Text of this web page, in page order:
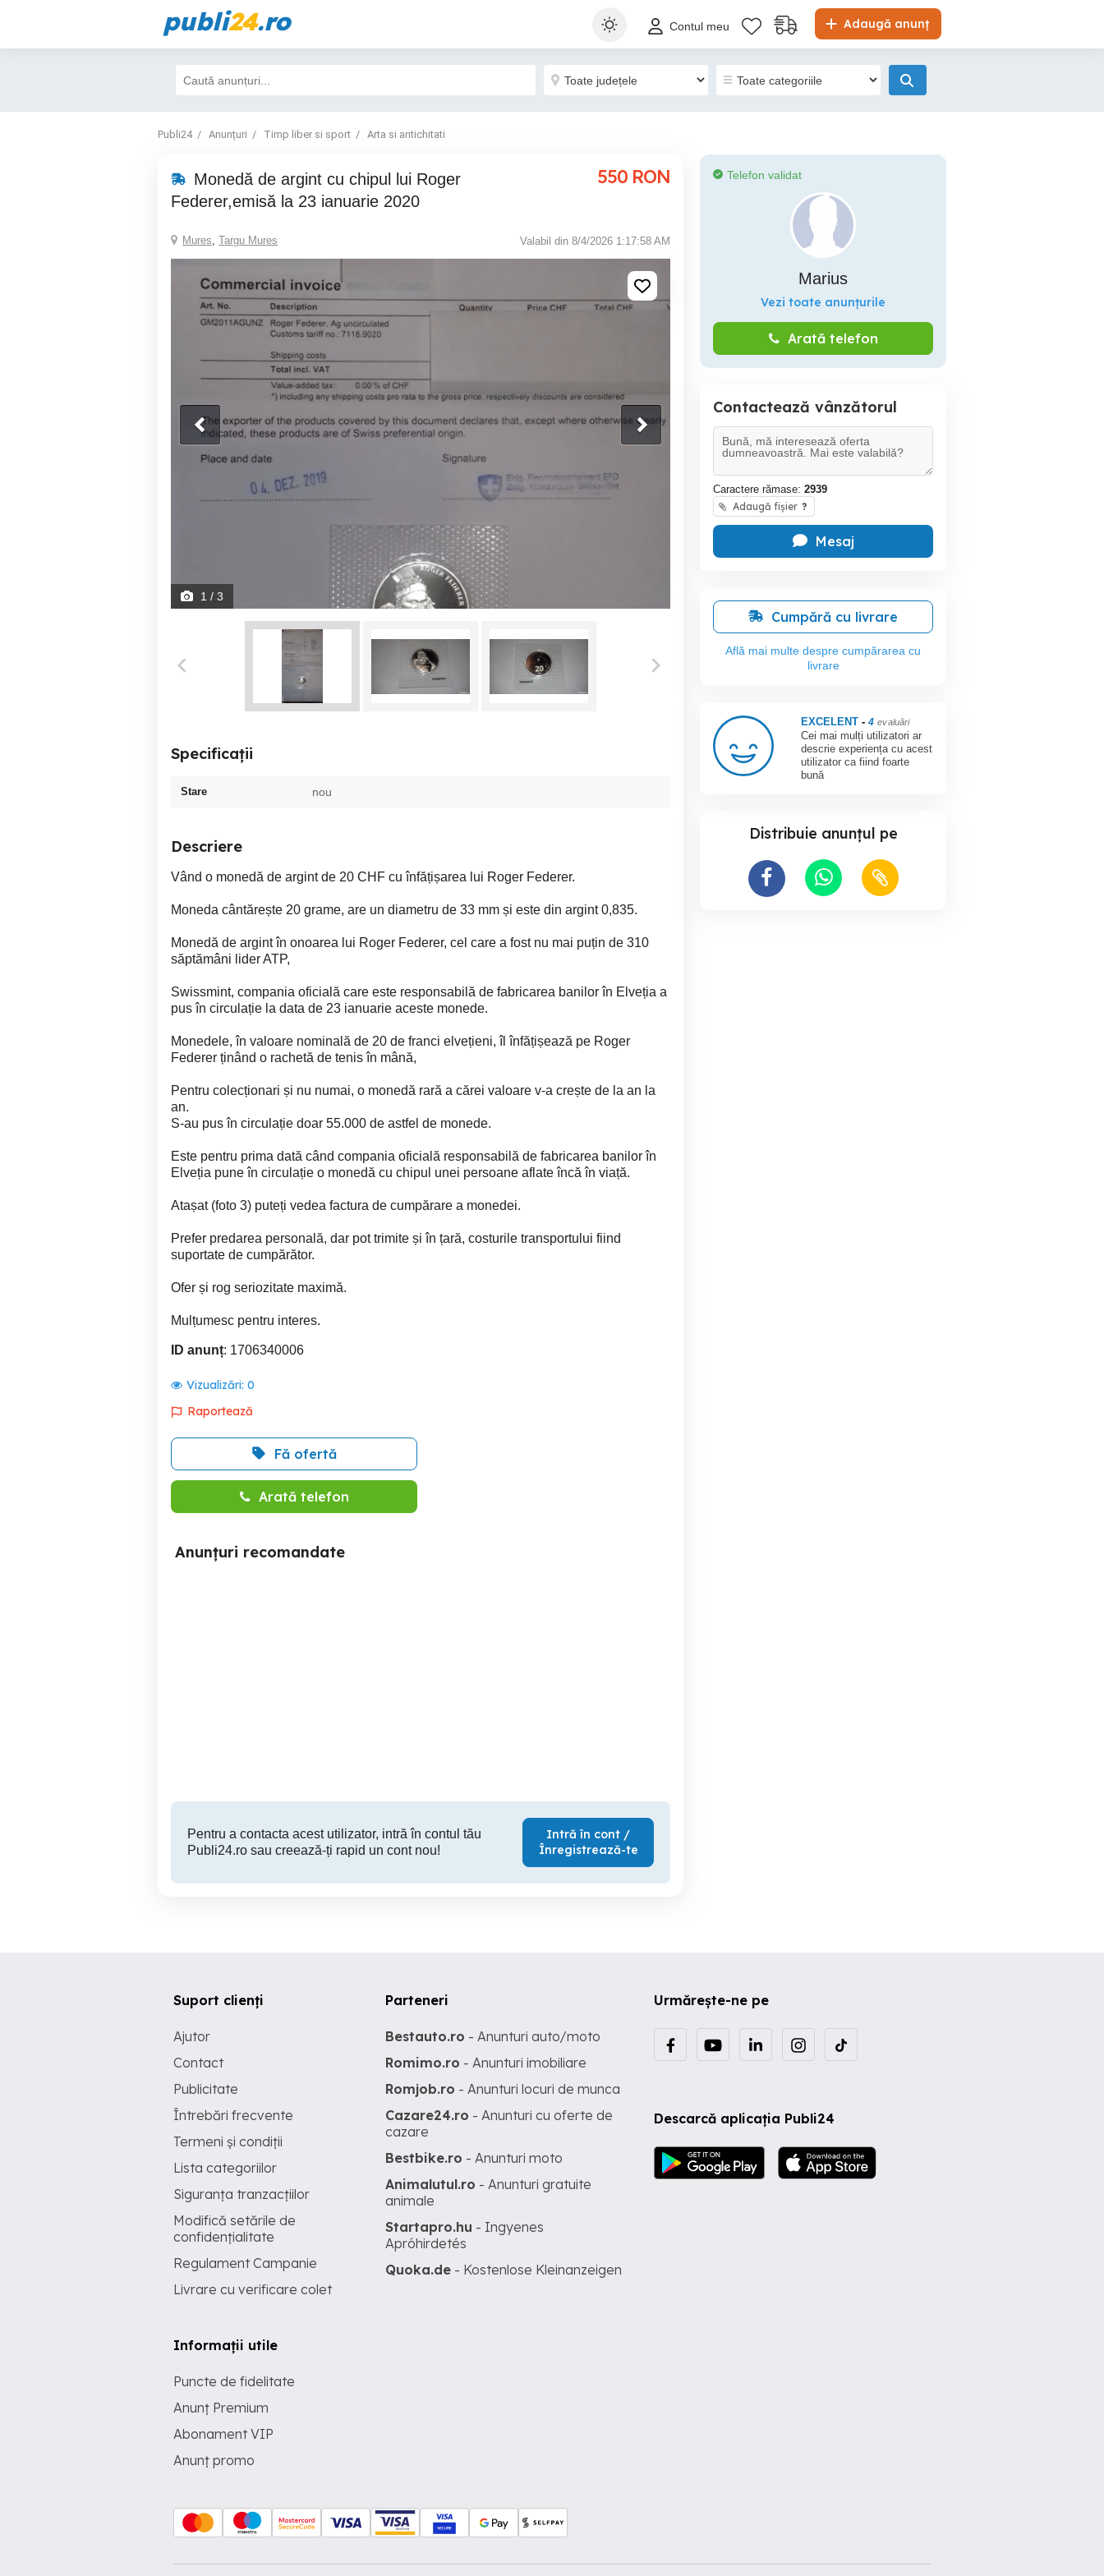
publi24.ro Adaugă anunț
Contul meu
Publi24 Anunțuri Timp liber si sport Arta si antichitati
Monedă de argint cu chipul lui Roger
Federer,emisă la 23 ianuarie 2020
550 RON
Mures, Targu Mures Valabil din 8/4/2026 1:17:58 AM
1 / 3
Specificații
Stare nou
Descriere
Vând o monedă de argint de 20 CHF cu înfățișarea lui Roger Federer.
Moneda cântărește 20 grame, are un diametru de 33 mm și este din argint 0,835.
Monedă de argint în onoarea lui Roger Federer, cel care a fost nu mai puțin de 310
săptămâni lider ATP,
Swissmint, compania oficială care este responsabilă de fabricarea banilor în Elveția a
pus în circulație la data de 23 ianuarie aceste monede.
Monedele, în valoare nominală de 20 de franci elvețieni, îl înfățișează pe Roger
Federer ținând o rachetă de tenis în mână,
Pentru colecționari și nu numai, o monedă rară a cărei valoare v-a crește de la an la
an.
S-au pus în circulație doar 55.000 de astfel de monede.
Este pentru prima dată când compania oficială responsabilă de fabricarea banilor în
Elveția pune în circulație o monedă cu chipul unei persoane aflate încă în viață.
Atașat (foto 3) puteți vedea factura de cumpărare a monedei.
Prefer predarea personală, dar pot trimite și în țară, costurile transportului fiind
suportate de cumpărător.
Ofer și rog seriozitate maximă.
Mulțumesc pentru interes.
ID anunț: 1706340006
Vizualizări: 0
Raportează
Fă ofertă
Arată telefon
Anunțuri recomandate
Pentru a contacta acest utilizator, intră în contul tău
Publi24.ro sau creează-ți rapid un cont nou!
Intră în cont /
Înregistrează-te
Telefon validat
Marius
Vezi toate anunțurile
Arată telefon
Contactează vânzătorul
Caractere rămase: 2939
Adaugă fișier ?
Mesaj
Cumpără cu livrare
Află mai multe despre cumpărarea cu
livrare
EXCELENT- 4 evaluări
Cei mai mulți utilizatori ar
descrie experiența cu acest
utilizator ca fiind foarte
bună
Distribuie anunțul pe
Urmărește-ne pe
Descarcă aplicația Publi24
Suport clienți
Ajutor
Contact
Publicitate
Întrebări frecvente
Termeni și condiții
Lista categoriilor
Siguranța tranzacțiilor
Modifică setările de
confidențialitate
Regulament Campanie
Livrare cu verificare colet
Informații utile
Puncte de fidelitate
Anunț Premium
Abonament VIP
Anunț promo
Parteneri
Bestauto.ro - Anunturi auto/moto
Romimo.ro - Anunturi imobiliare
Romjob.ro - Anunturi locuri de munca
Cazare24.ro - Anunturi cu oferte de
cazare
Bestbike.ro - Anunturi moto
Animalutul.ro - Anunturi gratuite
animale
Startapro.hu - Ingyenes
Apróhirdetés
Quoka.de - Kostenlose Kleinanzeigen